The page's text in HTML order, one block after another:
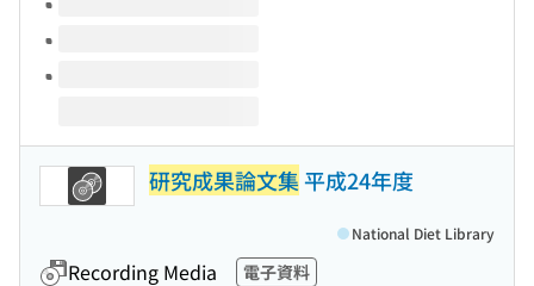
研究成果論文集平成24年度
Recording Media 電子資料
National Diet Library